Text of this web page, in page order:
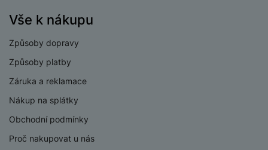
Vše k nákupu
Způsoby dopravy
Způsoby platby
Záruka a reklamace
Nákup na splátky
Obchodní podmínky
Proč nakupovat u nás